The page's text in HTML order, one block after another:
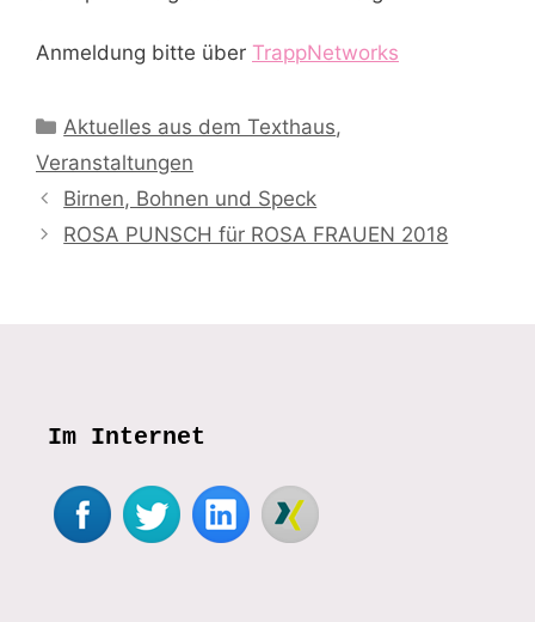
Anmeldung bitte über TrappNetworks
Kategorien
Aktuelles aus dem Texthaus,
Veranstaltungen
Birnen, Bohnen und Speck
ROSA PUNSCH für ROSA FRAUEN 2018
Im Internet